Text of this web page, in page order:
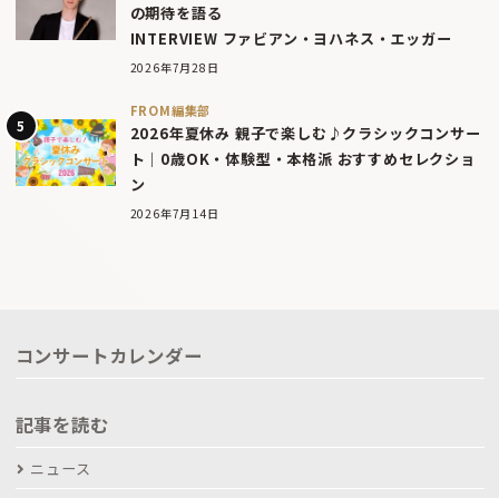
の期待を語る
INTERVIEW ファビアン・ヨハネス・エッガー
2026年7月28日
FROM編集部
2026年夏休み 親子で楽しむ♪クラシックコンサー
ト｜0歳OK・体験型・本格派 おすすめセレクショ
ン
2026年7月14日
コンサートカレンダー
記事を読む
ニュース